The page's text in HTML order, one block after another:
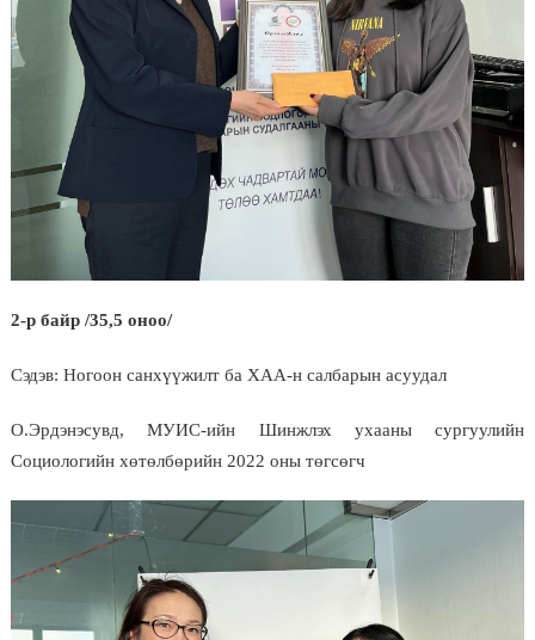
2-р байр /35,5 оноо/
Сэдэв: Ногоон санхүүжилт ба ХАА-н салбарын асуудал
О.Эрдэнэсувд, МУИС-ийн Шинжлэх ухааны сургуулийн
Социологийн хөтөлбөрийн 2022 оны төгсөгч